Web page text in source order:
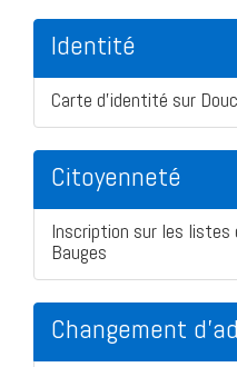
Identité
Carte d'identité sur
Citoyenneté
Inscription sur les listes
Bauges
Changement